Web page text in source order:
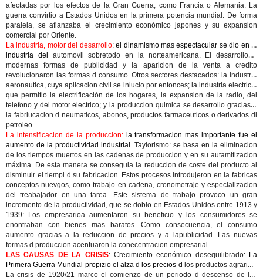
afectadas por los efectos de la Gran Guerra, como Francia o Alemania. La
guerra convirtio a Estados Unidos en la primera potencia mundial. De forma
paralela, se afianzaba el crecimiento económico japones y su expansion
comercial por Oriente.
La industria, motor del desarrollo: el dinamismo mas espectacular se dio en la
industria del automovil
sobretodo en la norteamericana. El desarrollo d
modernas formas de publicidad y la aparicion de la venta a credito
revolucionaron las formas d consumo. Otros sectores destacados: la industria
aeronautica, cuya aplicacion civil se iniucio por entonces; laindustria electrica ,
que permitio la electrificación de los hogares, la expansion de la radio, del
telefono y del motor electrico; y la produccion quimicase desarrollo gracias a
la fabriucacion d neumaticos, abonos, productos farmaceuticos o derivados dl
petroleo.
La intensificacion de la produccion: la transformacion mas importante fue el
aumento de la productividad industrial. Taylorismo: se basa en la eliminacion
de los tiempos muertos en las cadenas de produccion y en su autamitizacion
máxima. De esta manera se conseguia la reduccion de coste del producto al
disminuir el tiempi d su fabricacion. Estos procesos introdujeron en la fabricas
conceptos nuevgos, comotrabajo en cadena, cronometraje y especializacion
del treabajador en una tarea. Este sistema de trabajo provoco un gran
incremento de la productividad, que se doblo en Estados Unidos entre 1913 y
1939: Los empresarioa aumentaron su beneficio y los consumidores se
enontraban con bienes mas baratos. Como consecuencia, el consumo
aumento gracias a la reduccion de precios y a lapublicidad. Las nuevas
formas d produccion acentuaron la conecentracion empresarial
LAS CAUSAS DE LA CRISIS: Crecimiento económico desequilibrado: La
Primera Guerra Mundial propizio el alza d los precios d los productos agrarios
La crisis de 1920/21 marco el comienzo de un periodo ddescenso de los